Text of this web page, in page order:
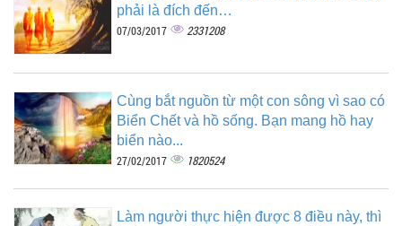
phải là đích đến…
07/03/2017 2331208
Cùng bắt nguồn từ một con sông vì sao có
Biển Chết và hồ sống. Bạn mang hồ hay
biển nào...
27/02/2017 1820524
Làm người thực hiện được 8 điều này, thì